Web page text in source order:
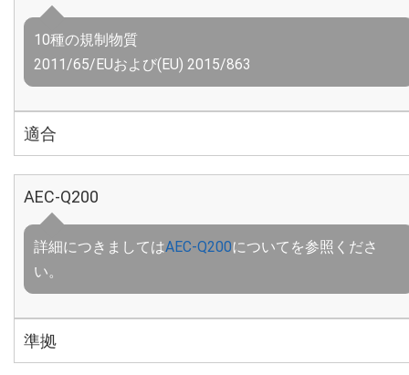
10種の規制物質
2011/65/EUおよび(EU) 2015/863
適合
AEC-Q200
詳細につきましてはAEC-Q200についてを参照くださ
い。
準拠